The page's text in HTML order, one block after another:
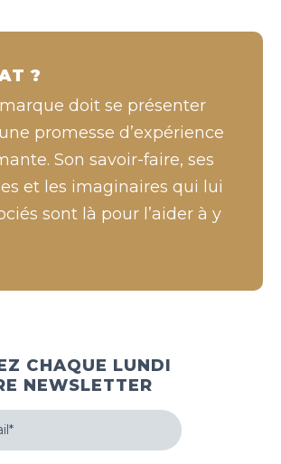
CHAQUE LUNDI
NEWSLETTER
?
doit se présenter
promesse d’expérience
Son savoir-faire, ses
et les imaginaires qui lui
sont là pour l’aider à y